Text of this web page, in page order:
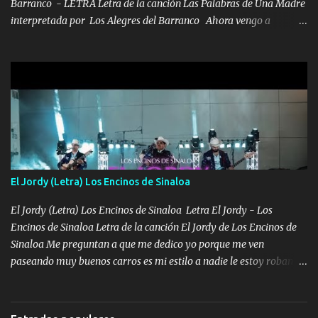
Barranco - LETRA Letra de la canción Las Palabras de Una Madre
interpretada por Los Alegres del Barranco Ahora vengo a
quiso, él tiempo sigue pasando y nunca te olvidaremos, aquí
seguiré esperando hasta volvernos a vernos El recuerdo que yo
tengo de mi mente no se va, en mi corazón me llevo lo mismo que
tu papá, a veces me pongo triste porque no puedo mirarte, mas se
que tu me escuchas porque tu eres mi gran ángel, El desespero me
llega para reunirme contigo, tu iluminas mi sendero por siempre
serás mi niño, del amor que yo te tengo es co...
El Jordy (Letra) Los Encinos de Sinaloa
El Jordy (Letra) Los Encinos de Sinaloa Letra El Jordy - Los
Encinos de Sinaloa Letra de la canción El Jordy de Los Encinos de
Sinaloa Me preguntan a que me dedico yo porque me ven
paseando muy buenos carros es mi estilo a nadie le estoy robando
miraban trabajando la escuela dejé el dinero estaba escaso Mi